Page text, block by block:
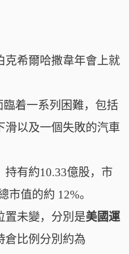
克希爾哈撒韋年會上就
臨着一系列困難，包括
滑以及一個失敗的汽車
持有約10.33億股，市
市值的約 12%。
置未變，分別是美國運
倉比例分別約為